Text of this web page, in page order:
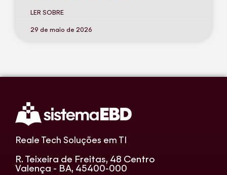
LER SOBRE
29 de maio de 2026
Reale Tech Soluções em TI
R. Teixeira de Freitas, 48 Centro
Valença - BA, 45400-000